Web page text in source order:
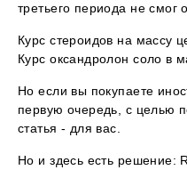
третьего периода не смог
Курс стероидов на массу
Курс оксандролон соло в
Но если вы покупаете
первую очередь, с целью
статья - для вас.
Но и здесь есть решение: